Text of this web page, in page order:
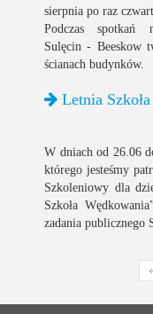
sierpnia po raz
Podczas spotkań
Sulęcin - Beeskow
ścianach budynków.
Letnia
W dniach od 26.06
którego jesteśmy
Szkoleniowy dla
Szkoła
zadania publicznego